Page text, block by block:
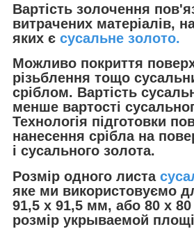
Вартість золочення
витрачених матеріалів,
яких є сусальне золото.
Можливо покриття
різьблення тощо
сріблом. Вартість
менше вартості
Технологія підготовки
нанесення срібла на
і сусального золота.
Розмір одного листа
яке ми використовуємо
91,5 х 91,5 мм, або 80 x
розмір укрываемой